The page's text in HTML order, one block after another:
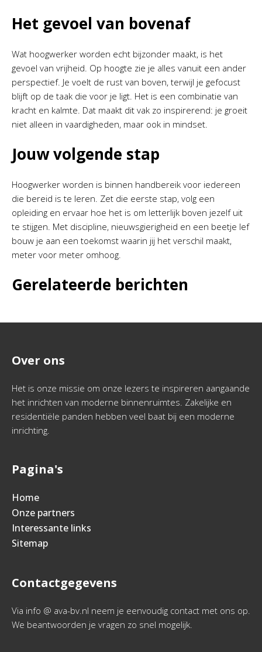
Het gevoel van bovenaf
Wat hoogwerker worden echt bijzonder maakt, is het
gevoel van vrijheid. Op hoogte zie je alles vanuit een ander
perspectief. Je voelt de rust van boven, terwijl je gefocust
blijft op de taak die voor je ligt. Het is een combinatie van
kracht en kalmte. Dat maakt dit vak zo inspirerend: je groeit
niet alleen in vaardigheden, maar ook in mindset.
Jouw volgende stap
Hoogwerker worden is binnen handbereik voor iedereen
die bereid is te leren. Zet die eerste stap, volg een
opleiding en ervaar hoe het is om letterlijk boven jezelf uit
te stijgen. Met discipline, nieuwsgierigheid en een beetje lef
bouw je aan een toekomst waarin jij het verschil maakt,
meter voor meter omhoog.
Gerelateerde berichten
Over ons
Het is onze missie om onze lezers te inspireren aangaande
het inrichten van moderne binnenruimtes. Zakelijke en
residentiële panden hebben veel baat bij een moderne
inrichting.
Pagina's
Home
Onze partners
Interessante links
Sitemap
Contactgegevens
Via info @ ava-bv.nl neem je eenvoudig contact met ons op.
We beantwoorden je vragen zo snel mogelijk.